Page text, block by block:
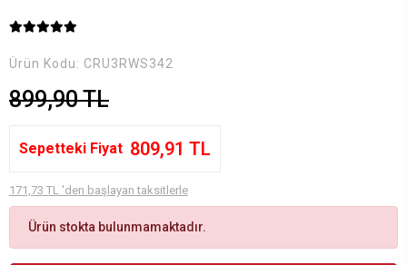
Ürün Kodu: CRU3RWS342
899,90 TL
Sepetteki Fiyat 809,91 TL
171,73 TL 'den başlayan taksitlerle
Ürün stokta bulunmamaktadır.